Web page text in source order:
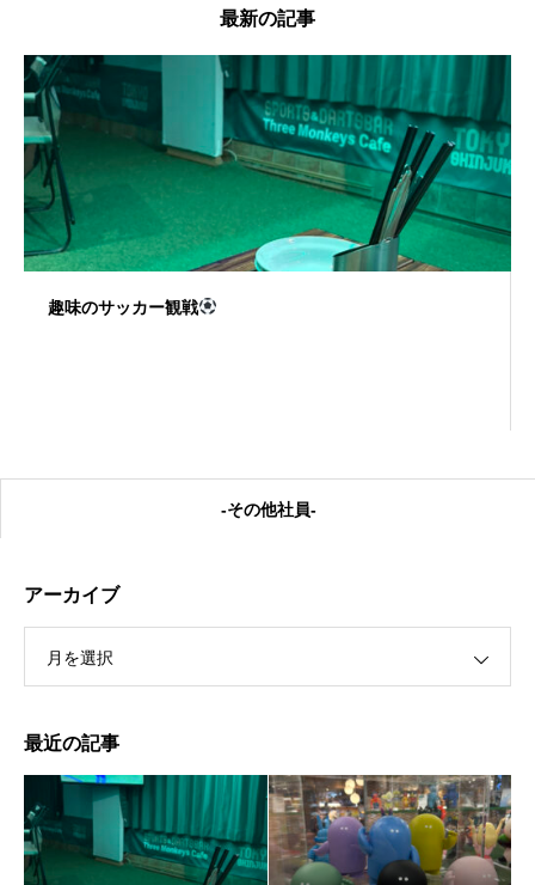
最新の記事
趣味のサッカー観戦
私の癒し
-その他社員-
アーカイブ
月を選択
最近の記事